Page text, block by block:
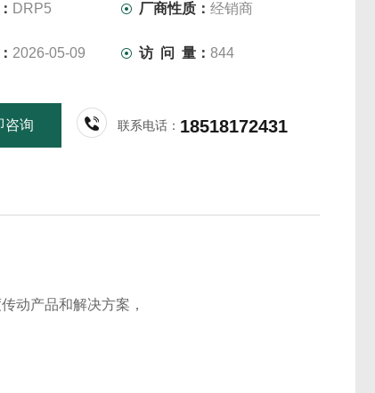
DRP5 厂商性质：经销商
2026-05-09 访 问 量：844
咨询 联系电话： 18518172431
动产品和解决方案，